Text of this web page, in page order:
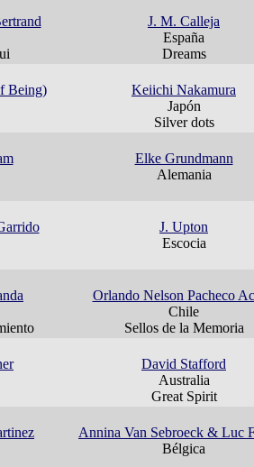
J. M. Calleja
España
Dreams
Being)
Keiichi Nakamura
Japón
Silver dots
Elke Grundmann
Alemania
J. Upton
Escocia
Orlando Nelson Pacheco
Chile
Sellos de la Memoria
David Stafford
Australia
Great Spirit
Annina Van Sebroeck & Luc
Bélgica